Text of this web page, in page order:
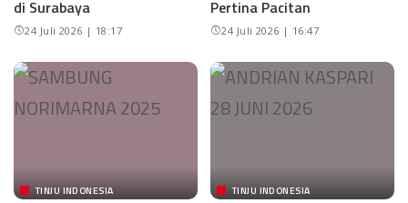
di Surabaya
24 Juli 2026 | 18:17
Pertina Pacitan
24 Juli 2026 | 16:47
TINJU INDONESIA TINJU INDONESIA